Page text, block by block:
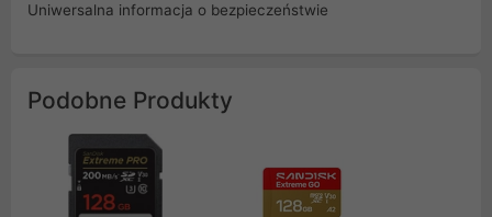
Uniwersalna informacja o bezpieczeństwie
Podobne Produkty